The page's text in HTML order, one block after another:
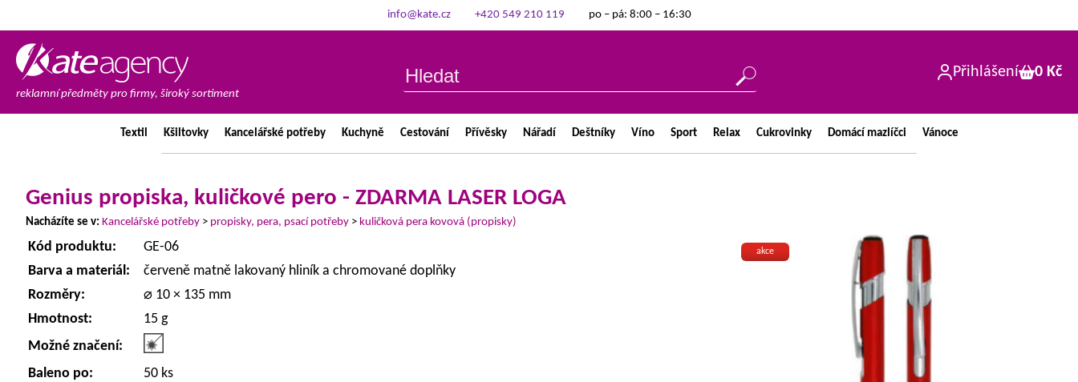
info@kate.cz +420 549 210 119 po – pá: 8:00 – 16:30
reklamní předměty pro firmy, široký sortiment
Přihlášení 0 Kč
Textil Kšiltovky Kancelářské potřeby Kuchyně Cestování Přívěsky Nářadí Deštníky Víno Sport Relax Cukrovinky Domácí mazlíčci Vánoce
Genius propiska, kuličkové pero - ZDARMA LASER LOGA
Nacházíte se v: Kancelářské potřeby > propisky, pera, psací potřeby > kuličková pera kovová (propisky)
akce
Kód produktu:
GE-06
Barva a materiál:
červeně matně lakovaný hliník a chromované doplňky
Rozměry:
⌀ 10 × 135 mm
Hmotnost:
15 g
Možné značení:
Baleno po:
50 ks